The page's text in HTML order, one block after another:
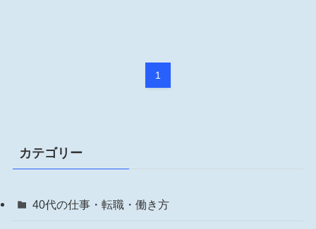
1
カテゴリー
40代の仕事・転職・働き方